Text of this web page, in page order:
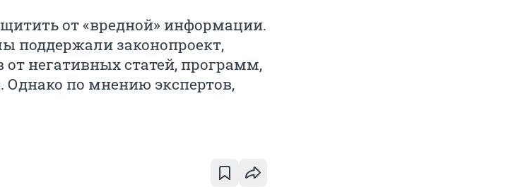
от «вредной» информации.
поддержали законопроект,
негативных статей, программ,
Однако по мнению экспертов,